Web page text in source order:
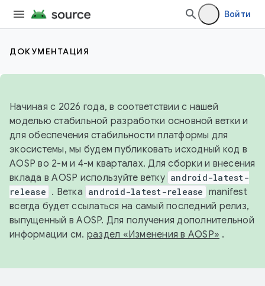
Войти
ДОКУМЕНТАЦИЯ
Начиная с 2026 года, в соответствии с нашей
моделью стабильной разработки основной ветки и
для обеспечения стабильности платформы для
экосистемы, мы будем публиковать исходный код в
AOSP во 2-м и 4-м кварталах. Для сборки и внесения
вклада в AOSP используйте ветку android-latest-
release . Ветка android-latest-release manifest
всегда будет ссылаться на самый последний релиз,
выпущенный в AOSP. Для получения дополнительной
информации см. раздел «Изменения в AOSP» .